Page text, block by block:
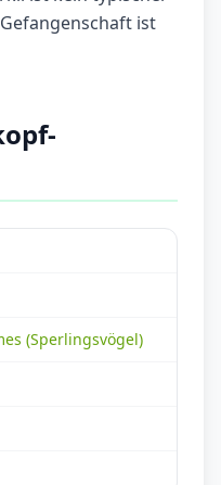
ist
(Sperlingsvögel)